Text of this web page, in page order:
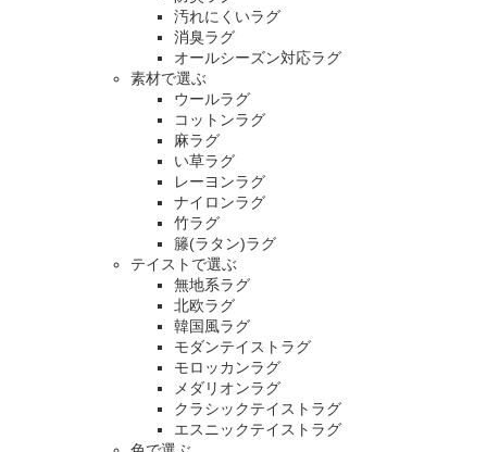
汚れにくいラグ
消臭ラグ
オールシーズン対応ラグ
素材で選ぶ
ウールラグ
コットンラグ
麻ラグ
い草ラグ
レーヨンラグ
ナイロンラグ
竹ラグ
籐(ラタン)ラグ
テイストで選ぶ
無地系ラグ
北欧ラグ
韓国風ラグ
モダンテイストラグ
モロッカンラグ
メダリオンラグ
クラシックテイストラグ
エスニックテイストラグ